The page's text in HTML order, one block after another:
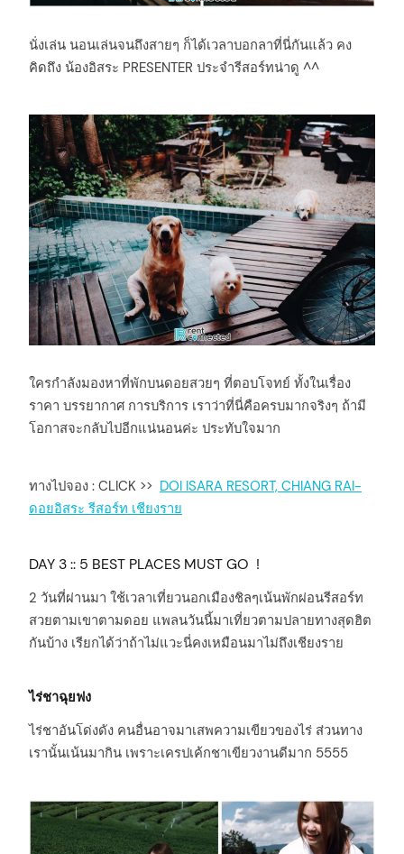
นั่งเล่น นอนเล่นจนถึงสายๆ ก็ได้เวลาบอกลาที่นี่กันแล้ว คง
คิดถึง น้องอิสระ PRESENTER ประจำรีสอร์ทน่าดู ^^
ใครกำลังมองหาที่พักบนดอยสวยๆ ที่ตอบโจทย์ ทั้งในเรื่อง
ราคา บรรยากาศ การบริการ เราว่าที่นี่คือครบมากจริงๆ ถ้ามี
โอกาสจะกลับไปอีกแน่นอนค่ะ ประทับใจมาก
ทางไปจอง : CLICK >> DOI ISARA RESORT, CHIANG RAI-
ดอยอิสระ รีสอร์ท เชียงราย
DAY 3 :: 5 BEST PLACES MUST GO !
2 วันที่ผ่านมา ใช้เวลาเที่ยวนอกเมืองชิลๆเน้นพักผ่อนรีสอร์ท
สวยตามเขาตามดอย แพลนวันนี้มาเที่ยวตามปลายทางสุดฮิต
กันบ้าง เรียกได้ว่าถ้าไม่แวะนี่คงเหมือนมาไม่ถึงเชียงราย
ไร่ชาฉุยฟง
ไร่ชาอันโด่งดัง คนอื่นอาจมาเสพความเขียวของไร่ ส่วนทาง
เรานั้นเน้นมากิน เพราะเครปเค้กชาเขียวงานดีมาก 5555